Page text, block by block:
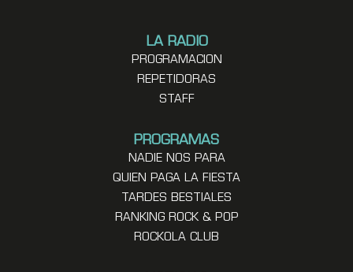
LA RADIO
PROGRAMACION
REPETIDORAS
STAFF
PROGRAMAS
NADIE NOS PARA
QUIEN PAGA LA FIESTA
TARDES BESTIALES
RANKING ROCK & POP
ROCKOLA CLUB